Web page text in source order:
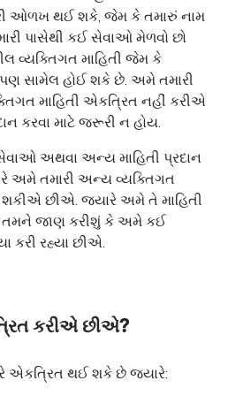
ઓળખ થઈ શકે, જેમ કે તમારું નામ
પાસેથી કઈ સેવાઓ મેળવો છો
વ્યક્તિગત માહિતી જેમ કે
પણ સામેલ હોઈ શકે છે. અમે તમારી
માહિતી એકત્રિત નહીં કરીએ
કરવા માટે જરૂરી ન હોય.
અથવા અન્ય માહિતી પ્રદાન
અમે તમારી અન્ય વ્યક્તિગત
શકીએ છીએ. જ્યારે અમે તે માહિતી
જાણ કરીશું કે અમે કઈ
કરી રહ્યા છીએ.
કરીએ છીએ?
એકત્રિત થઈ શકે છે જ્યારે: